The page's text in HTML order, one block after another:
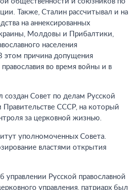
Также, Сталин рассчитывал и на
на аннексированных
Молдовы и Прибалтики,
населения
этом причина допущения
во время войны и в
Совет по делам Русской
Правительстве СССР, на который
за церковной жизнью.
уполномоченных Совета.
властями открытия
Русской православной
управления, патриарх был